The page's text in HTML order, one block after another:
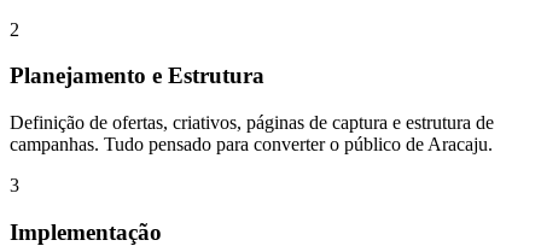
2
Planejamento e Estrutura
Definição de ofertas, criativos, páginas de captura e estrutura de
campanhas. Tudo pensado para converter o público de Aracaju.
3
Implementação